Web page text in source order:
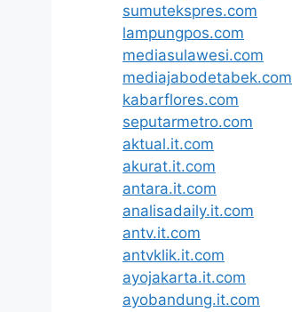
sumutekspres.com
lampungpos.com
mediasulawesi.com
mediajabodetabek.com
kabarflores.com
seputarmetro.com
aktual.it.com
akurat.it.com
antara.it.com
analisadaily.it.com
antv.it.com
antvklik.it.com
ayojakarta.it.com
ayobandung.it.com